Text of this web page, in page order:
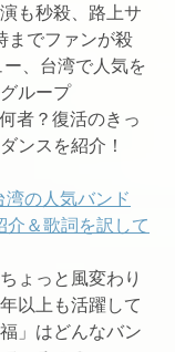
も秒殺、路上サ
までファンが殺
、台湾で人気を
ループ
者？復活のきっ
ンスを紹介！
の人気バンド
介＆歌詞を訳して
ょっと風変わり
以上も活躍して
」はどんなバン